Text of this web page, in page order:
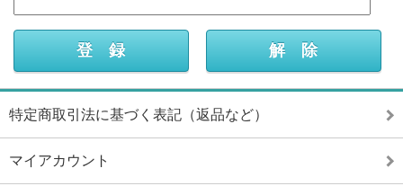
特定商取引法に基づく表記（返品など）
マイアカウント